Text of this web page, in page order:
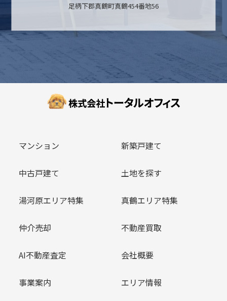
足柄下郡真鶴町真鶴454番地56
マンション 新築戸建て
中古戸建て 土地を探す
湯河原エリア特集 真鶴エリア特集
仲介売却 不動産買取
AI不動産査定 会社概要
事業案内 エリア情報